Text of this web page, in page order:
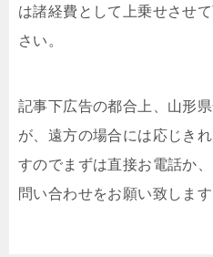
は諸経費として上乗せさせ
さい。
記事下広告の都合上、山形
が、遠方の場合には応じき
すのでまずは直接お電話か
問い合わせをお願い致します